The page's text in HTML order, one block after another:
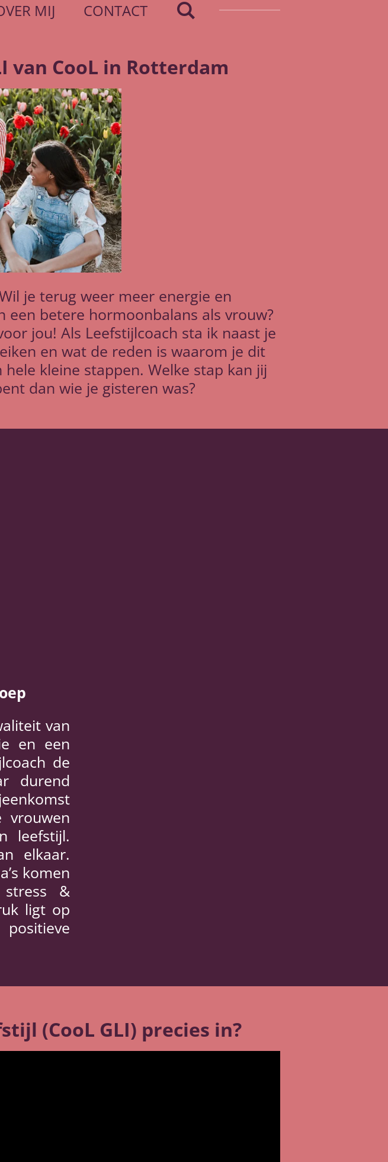
MIJ CONTACT
van CooL in Rotterdam
je terug weer meer energie en
een betere hormoonbalans als vrouw?
jou! Als Leefstijlcoach sta ik naast je
en wat de reden is waarom je dit
kleine stappen. Welke stap kan jij
dan wie je gisteren was?
van
en een
de
durend
vrouwen
leefstijl.
elkaar.
komen
stress &
ligt op
(CooL GLI) precies in?